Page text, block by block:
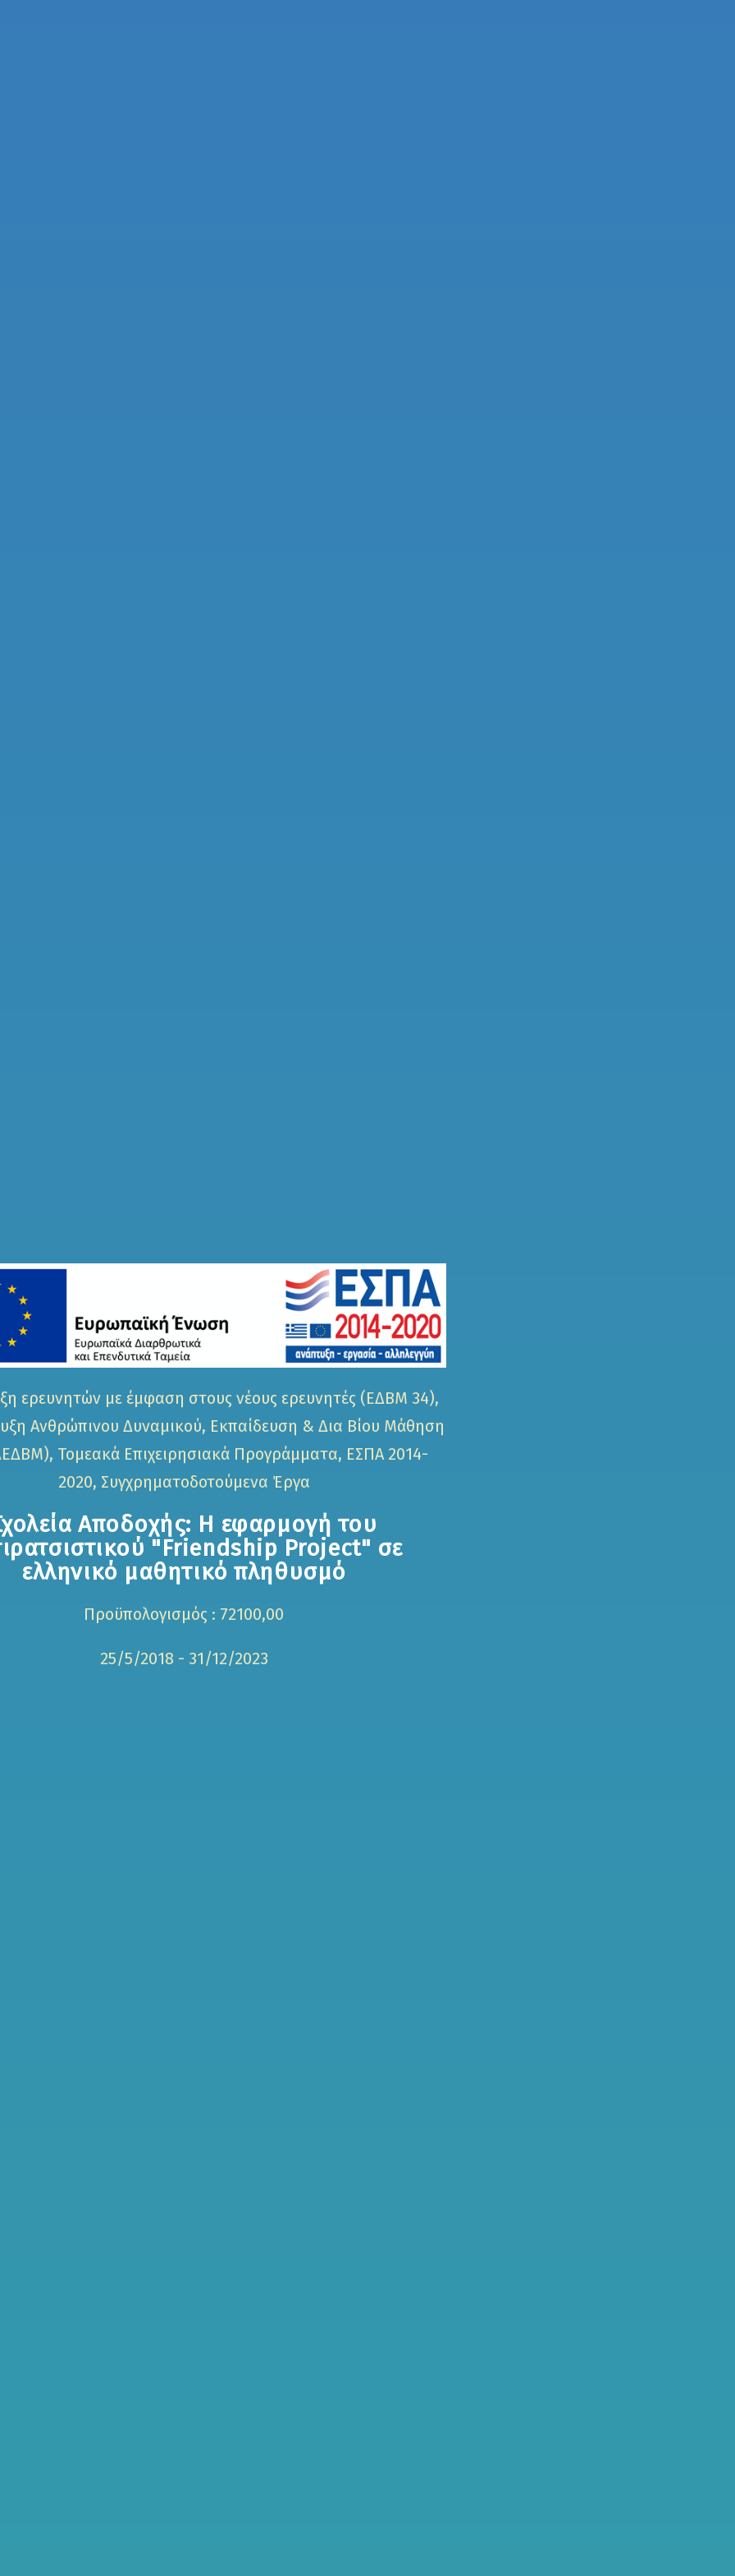
ερευνητών με έμφαση στους νέους ερευνητές (ΕΔΒΜ 34),
Ανθρώπινου Δυναμικού, Εκπαίδευση & Δια Βίου Μάθηση
Τομεακά Επιχειρησιακά Προγράμματα, ΕΣΠΑ 2014-
2020, Συγχρηματοδοτούμενα Έργα
Αποδοχής: Η εφαρμογή του
"Friendship Project" σε
ελληνικό μαθητικό πληθυσμό
Προϋπολογισμός : 72100,00
25/5/2018 - 31/12/2023